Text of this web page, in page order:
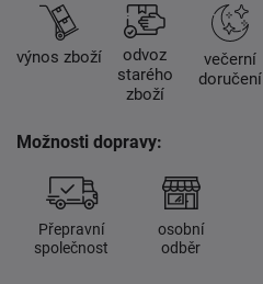
výnos zboží
odvoz
starého
zboží
večerní
doručení
Možnosti dopravy:
Přepravní
společnost
osobní
odběr